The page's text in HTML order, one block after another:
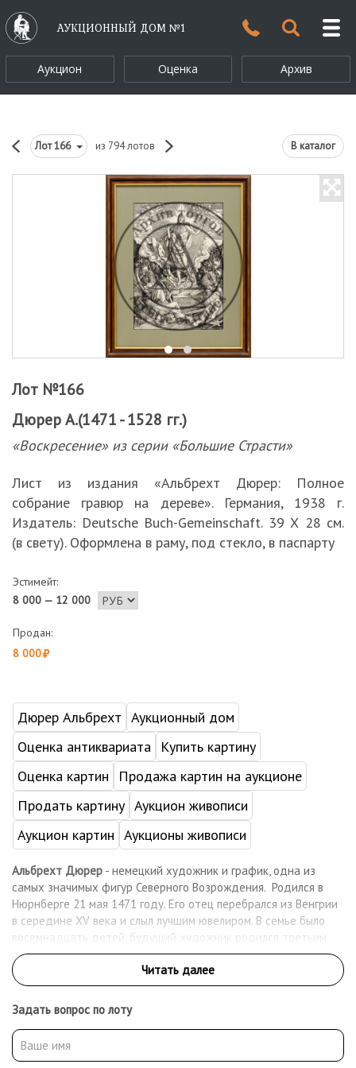
АУКЦИОННЫЙ ДОМ №1
Аукцион Оценка Архив
Лот166 из 794 лотов В каталог
Лот №166
Дюрер А.(1471 - 1528 гг.)
«Воскресение» из серии «Большие Страсти»
Лист из издания «Альбрехт Дюрер: Полное
собрание гравюр на дереве». Германия, 1938 г.
Издатель: Deutsche Buch-Gemeinschaft. 39 Х 28 см.
(в свету). Оформлена в раму, под стекло, в паспарту
Эстимейт:
8 000 — 12 000
Продан:
8 000
Дюрер Альбрехт Аукционный дом
Оценка антиквариата
Купить картину
Оценка картин
Продажа картин на аукционе
Продать картину Аукцион живописи
Аукцион картин Аукционы живописи
Альбрехт Дюрер - немецкий художник и график, одна из
самых значимых фигур Северного Возрождения. Родился в
Нюрнберге 21 мая 1471 году. Его отец перебрался из Венгрии
в середине ХV века и слыл лучшим ювелиром. В семье было
восемнадцать детей, будущий художник родился третьим.
Дюрер с самого раннего детства помогал папе в мастерской
по ювелирной работе, и он возлагал на сына большие
надежды. Но сбыться этим мечтам не судилось, потому что
талант у Дюрера младшего проявился рано, и отец смирился,
что ребёнок не станет ювелирным мастером. В то время
мастерская Нюрнбергского художника Михаэля Вольгемута
пользовалась большой популярностью и имела безупречную
Задать вопрос по лоту